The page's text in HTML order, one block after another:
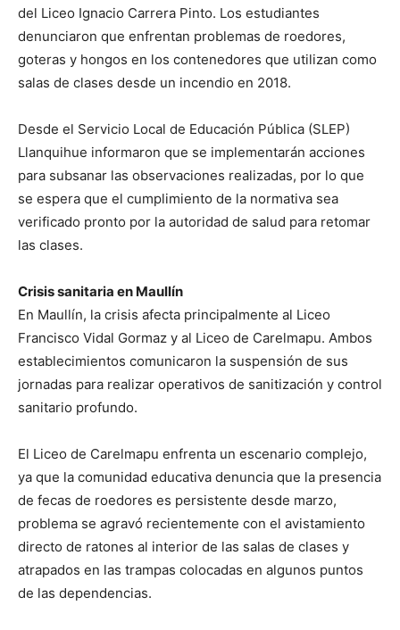
del Liceo Ignacio Carrera Pinto. Los estudiantes
denunciaron que enfrentan problemas de roedores,
goteras y hongos en los contenedores que utilizan como
salas de clases desde un incendio en 2018.
Desde el Servicio Local de Educación Pública (SLEP)
Llanquihue informaron que se implementarán acciones
para subsanar las observaciones realizadas, por lo que
se espera que el cumplimiento de la normativa sea
verificado pronto por la autoridad de salud para retomar
las clases.
Crisis sanitaria en Maullín
En Maullín, la crisis afecta principalmente al Liceo
Francisco Vidal Gormaz y al Liceo de Carelmapu. Ambos
establecimientos comunicaron la suspensión de sus
jornadas para realizar operativos de sanitización y control
sanitario profundo.
El Liceo de Carelmapu enfrenta un escenario complejo,
ya que la comunidad educativa denuncia que la presencia
de fecas de roedores es persistente desde marzo,
problema se agravó recientemente con el avistamiento
directo de ratones al interior de las salas de clases y
atrapados en las trampas colocadas en algunos puntos
de las dependencias.